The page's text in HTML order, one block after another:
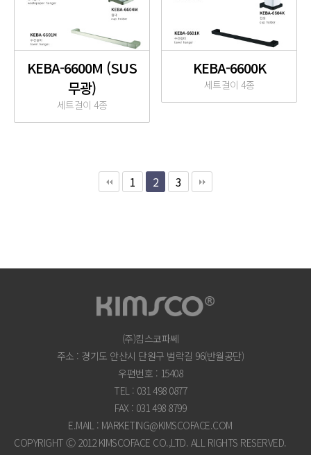
KEBA-6600M (SUS
무광)
세트걸이 4종
KEBA-6600K
세트걸이 4종
1 2 3
(주)킴스코파쎄
주소 : 경기도 안산시 단원구 범락길 96(반월공단)
우편번호 : 15408
TEL : 031 498 0877
FAX : 031 498 8799
E.MAIL : MARKETING@KIMSCOFACE.COM
COPYRIGHT Ⓒ 2012 KIMSCOFACE CO.,LTD. ALL RIGHTS RESERVED.